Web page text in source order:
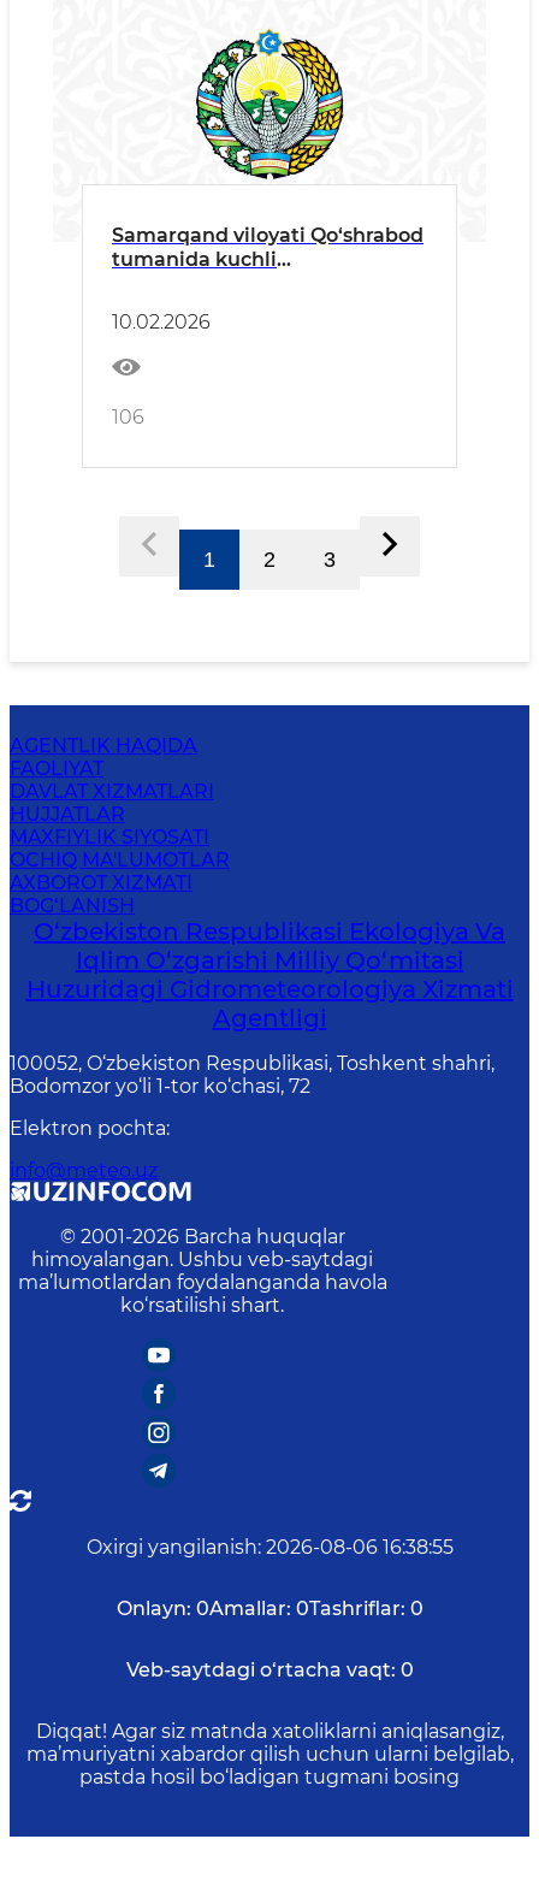
Samarqand viloyati Qo‘shrabod
tumanida kuchli
10.02.2026
106
1 2 3
AGENTLIK HAQIDA
FAOLIYAT
DAVLAT XIZMATLARI
HUJJATLAR
MAXFIYLIK SIYOSATI
OCHIQ MA'LUMOTLAR
AXBOROT XIZMATI
BOG‘LANISH
O‘zbekiston Respublikasi Ekologiya Va
Iqlim O‘zgarishi Milliy Qo‘mitasi
Huzuridagi Gidrometeorologiya Xizmati
Agentligi
100052, O‘zbekiston Respublikasi, Toshkent shahri,
Bodomzor yo‘li 1-tor ko‘chasi, 72
Elektron pochta:
info@meteo.uz
© 2001-2026 Barcha huquqlar
himoyalangan. Ushbu veb-saytdagi
ma’lumotlardan foydalanganda havola
ko‘rsatilishi shart.
Oxirgi yangilanish: 2026-08-06 16:38:55
Onlayn: 0Amallar: 0Tashriflar: 0
Veb-saytdagi o‘rtacha vaqt: 0
Diqqat! Agar siz matnda xatoliklarni aniqlasangiz,
ma’muriyatni xabardor qilish uchun ularni belgilab,
pastda hosil bo‘ladigan tugmani bosing